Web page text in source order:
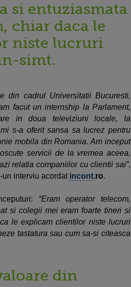
si entuziasmata
chiar daca le
niste lucruri
simt.
din cadrul Universitatii Bucuresti,
facut un internship la Parlament,
in doua televiziuni locale, la
s-a oferit sansa sa lucrez pentru
mobila din Romania. Am inceput
servicii de la vremea aceea,
relatia companiilor cu clientii sai”,
un interviu acordat incont.ro.
“Eram operator telecom,
si colegii mei eram foarte tineri si
le explicam clientilor niste lucruri
tastatura sau cum sa-si citeasca
din